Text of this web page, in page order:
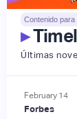
Contenido para
▸
Últimas
February 14
Forbes